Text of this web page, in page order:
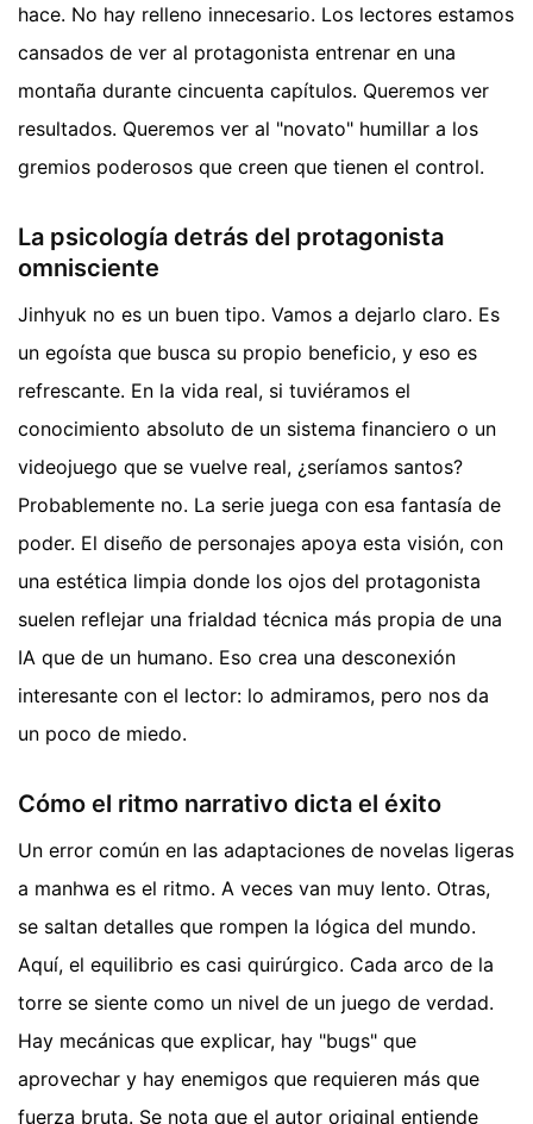
hace. No hay relleno innecesario. Los lectores estamos
cansados de ver al protagonista entrenar en una
montaña durante cincuenta capítulos. Queremos ver
resultados. Queremos ver al "novato" humillar a los
gremios poderosos que creen que tienen el control.
La psicología detrás del protagonista
omnisciente
Jinhyuk no es un buen tipo. Vamos a dejarlo claro. Es
un egoísta que busca su propio beneficio, y eso es
refrescante. En la vida real, si tuviéramos el
conocimiento absoluto de un sistema financiero o un
videojuego que se vuelve real, ¿seríamos santos?
Probablemente no. La serie juega con esa fantasía de
poder. El diseño de personajes apoya esta visión, con
una estética limpia donde los ojos del protagonista
suelen reflejar una frialdad técnica más propia de una
IA que de un humano. Eso crea una desconexión
interesante con el lector: lo admiramos, pero nos da
un poco de miedo.
Cómo el ritmo narrativo dicta el éxito
Un error común en las adaptaciones de novelas ligeras
a manhwa es el ritmo. A veces van muy lento. Otras,
se saltan detalles que rompen la lógica del mundo.
Aquí, el equilibrio es casi quirúrgico. Cada arco de la
torre se siente como un nivel de un juego de verdad.
Hay mecánicas que explicar, hay "bugs" que
aprovechar y hay enemigos que requieren más que
fuerza bruta. Se nota que el autor original entiende